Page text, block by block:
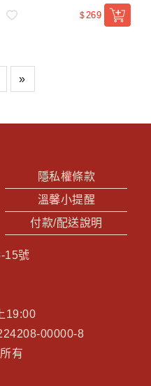
$ 269
»
隱私權條款
溫馨小提醒
付款/配送說明
15號
19:00
00000-8
有